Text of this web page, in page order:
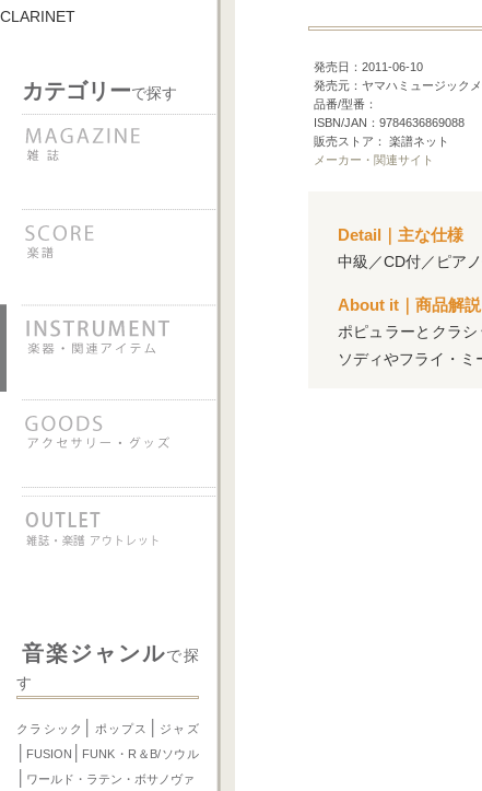
CLARINET
カテゴリーで探す
音楽ジャンルで探
す
クラシック ポップス ジャズ
FUSION FUNK・R＆B/ソウル
ワールド・ラテン・ボサノヴァ
発売日：2011-06-10
発売元：ヤマハミュージック
品番/型番：
ISBN/JAN：9784636869088
販売ストア： 楽譜ネット
メーカー・関連サイト
Detail｜主な仕様
中級／CD付／ピア
About it｜商品解説
ポピュラーとクラ
ソディやフライ・ミ